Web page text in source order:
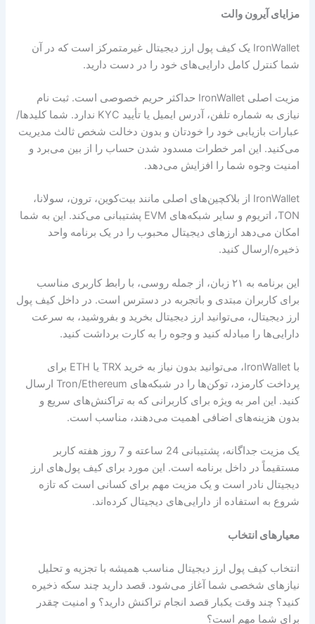
مزایای آیرون والت
IronWallet یک کیف پول ارز دیجیتال غیرمتمرکز است که در آن
شما کنترل کامل دارایی‌های خود را در دست دارید.
مزیت اصلی IronWallet حداکثر حریم خصوصی است. ثبت نام
نیازی به شماره تلفن، آدرس ایمیل یا تأیید KYC ندارد. شما کلیدها/
عبارات بازیابی خود را خودتان و بدون دخالت شخص ثالث مدیریت
می‌کنید. این امر خطرات مسدود شدن حساب را از بین می‌برد و
امنیت وجوه شما را افزایش می‌دهد.
IronWallet از بلاکچین‌های اصلی مانند بیت‌کوین، ترون، سولانا،
TON، اتریوم و سایر شبکه‌های EVM پشتیبانی می‌کند. این به شما
امکان می‌دهد ارزهای دیجیتال محبوب را در یک برنامه واحد
ذخیره/ارسال کنید.
این برنامه به ۲۱ زبان، از جمله روسی، با رابط کاربری مناسب
برای کاربران مبتدی و باتجربه در دسترس است. در داخل کیف پول
ارز دیجیتال، می‌توانید ارز دیجیتال بخرید و بفروشید، به سرعت
دارایی‌ها را مبادله کنید و وجوه را به کارت برداشت کنید.
با IronWallet، می‌توانید بدون نیاز به خرید TRX یا ETH برای
پرداخت کارمزد، توکن‌ها را در شبکه‌های Tron/Ethereum ارسال
کنید. این امر به ویژه برای کاربرانی که به تراکنش‌های سریع و
بدون هزینه‌های اضافی اهمیت می‌دهند، مناسب است.
یک مزیت جداگانه، پشتیبانی 24 ساعته و 7 روز هفته کاربر
مستقیماً در داخل برنامه است. این مورد برای کیف پول‌های ارز
دیجیتال نادر است و یک مزیت مهم برای کسانی است که تازه
شروع به استفاده از دارایی‌های دیجیتال کرده‌اند.
معیارهای انتخاب
انتخاب کیف پول ارز دیجیتال مناسب همیشه با تجزیه و تحلیل
نیازهای شخصی شما آغاز می‌شود. قصد دارید چند سکه ذخیره
کنید؟ چند وقت یکبار قصد انجام تراکنش دارید؟ و امنیت چقدر
برای شما مهم است؟